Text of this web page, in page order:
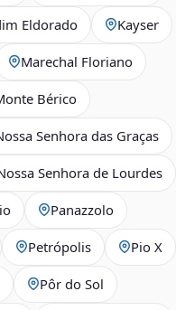
Eldorado Kayser
Marechal Floriano
Bérico
Senhora das Graças
Senhora de Lourdes
Panazzolo
Petrópolis Pio X
Pôr do Sol